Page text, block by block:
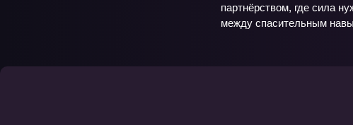
партнёрством, где сила
между спасительным